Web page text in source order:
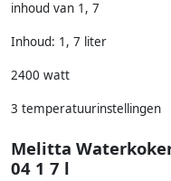
inhoud van 1, 7
Inhoud: 1, 7 liter
2400 watt
3 temperatuurinstellingen
Melitta
04 1 7 l